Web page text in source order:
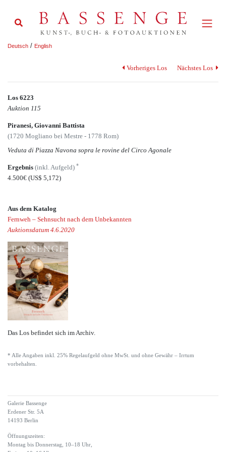
Deutsch / English
Vorheriges Los Nächstes Los
Los 6223
Auktion 115
Piranesi, Giovanni Battista
(1720 Mogliano bei Mestre - 1778 Rom)
Veduta di Piazza Navona sopra le rovine del Circo Agonale
Ergebnis (inkl. Aufgeld) *
4.500€ (US$ 5,172)
Aus dem Katalog
Fernweh – Sehnsucht nach dem Unbekannten
Auktionsdatum 4.6.2020
Das Los befindet sich im Archiv.
* Alle Angaben inkl. 25% Regelaufgeld ohne MwSt. und ohne Gewähr – Irrtum
vorbehalten.
Galerie Bassenge
Erdener Str. 5A
14193 Berlin
Öffnungszeiten:
Montag bis Donnerstag, 10–18 Uhr,